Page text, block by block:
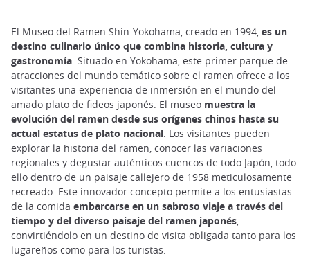
El Museo del Ramen Shin-Yokohama, creado en 1994, es un
destino culinario único que combina historia, cultura y
gastronomía. Situado en Yokohama, este primer parque de
atracciones del mundo temático sobre el ramen ofrece a los
visitantes una experiencia de inmersión en el mundo del
amado plato de fideos japonés. El museo muestra la
evolución del ramen desde sus orígenes chinos hasta su
actual estatus de plato nacional. Los visitantes pueden
explorar la historia del ramen, conocer las variaciones
regionales y degustar auténticos cuencos de todo Japón, todo
ello dentro de un paisaje callejero de 1958 meticulosamente
recreado. Este innovador concepto permite a los entusiastas
de la comida embarcarse en un sabroso viaje a través del
tiempo y del diverso paisaje del ramen japonés,
convirtiéndolo en un destino de visita obligada tanto para los
lugareños como para los turistas.